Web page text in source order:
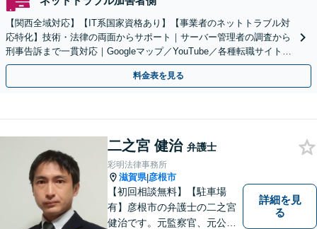
【関西全域対応】【IT系国家資格あり】【事業者のネットトラブル対
応特化】技術・法律の両面からサポート｜サーバー管理者の調査から
刑事告訴まで一貫対応｜Googleマップ／YouTube／各種転職サイトに
特化
料金表を見る
二之宮 健治 弁護士
彩明法律事務所
滋賀県|彦根市
【初回相談無料】【駐車場
有】彦根市の弁護士の二之宮
健治です。元監察官、元公務
詳細を見
る